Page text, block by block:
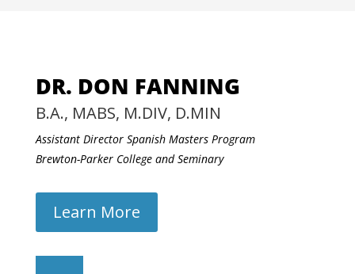
DR. DON FANNING
B.A., MABS, M.DIV, D.MIN
Assistant Director Spanish Masters Program
Brewton-Parker College and Seminary
Learn More